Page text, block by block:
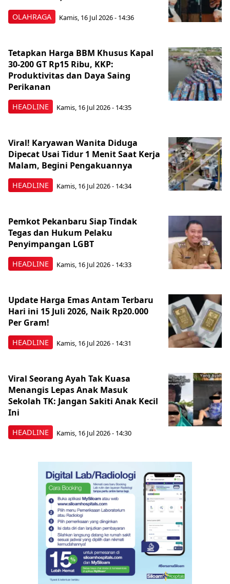
OLAHRAGA Kamis, 16 Jul 2026 - 14:36
HEADLINE
Tetapkan Harga BBM Khusus Kapal
30-200 GT Rp15 Ribu, KKP:
Produktivitas dan Daya Saing
Perikanan
Kamis, 16 Jul 2026 - 14:35
HEADLINE
Viral! Karyawan Wanita Diduga
Dipecat Usai Tidur 1 Menit Saat Kerja
Malam, Begini Pengakuannya
Kamis, 16 Jul 2026 - 14:34
HEADLINE
Pemkot Pekanbaru Siap Tindak
Tegas dan Hukum Pelaku
Penyimpangan LGBT
Kamis, 16 Jul 2026 - 14:33
HEADLINE
Update Harga Emas Antam Terbaru
Hari ini 15 Juli 2026, Naik Rp20.000
Per Gram!
Kamis, 16 Jul 2026 - 14:31
HEADLINE
Viral Seorang Ayah Tak Kuasa
Menangis Lepas Anak Masuk
Sekolah TK: Jangan Sakiti Anak Kecil
Ini
Kamis, 16 Jul 2026 - 14:30